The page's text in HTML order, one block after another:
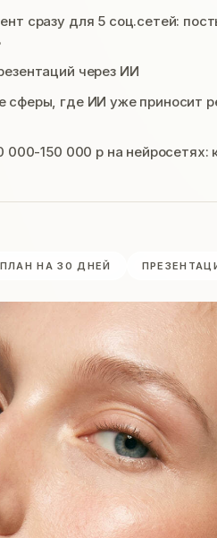
сразу для 5 соц.сетей:
через ИИ
сферы, где ИИ уже приносит
000-150 000 р на нейросетях:
НА 30 ДНЕЙ